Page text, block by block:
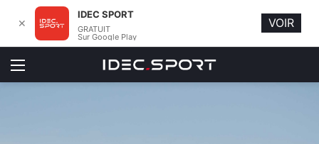
Menu
✕
IDEC SPORT
GRATUIT
Sur Google Play
VOIR